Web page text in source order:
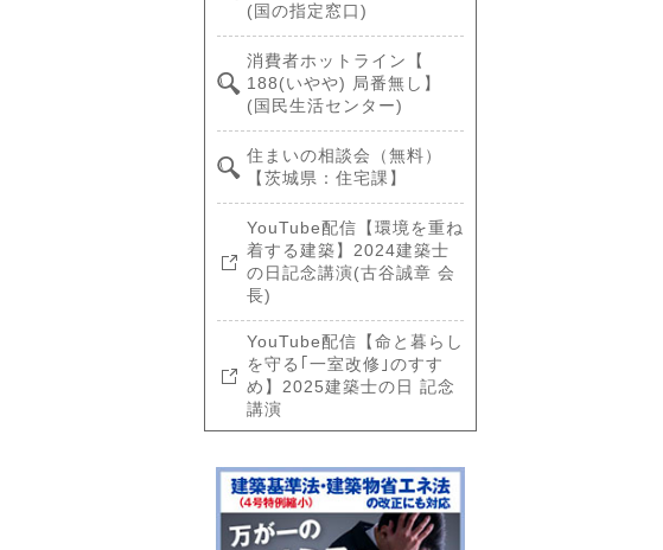
(国の指定窓口)
消費者ホットライン【
188(いやや) 局番無し】
(国民生活センター)
住まいの相談会（無料）
【茨城県：住宅課】
YouTube配信【環境を重ね
着する建築】2024建築士
の日記念講演(古谷誠章 会
長)
YouTube配信【命と暮らし
を守る｢一室改修｣のすす
め】2025建築士の日 記念
講演